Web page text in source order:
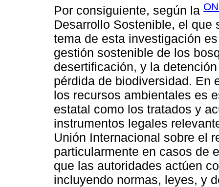
Por consiguiente, según la
Desarrollo Sostenible, el que
tema de esta investigación
gestión sostenible de los
desertificación, y la
pérdida de biodiversidad. En
los recursos ambientales es
estatal como los tratados y
instrumentos legales
Unión Internacional sobre el
particularmente en casos de
que las autoridades actúen
incluyendo normas, leyes, y